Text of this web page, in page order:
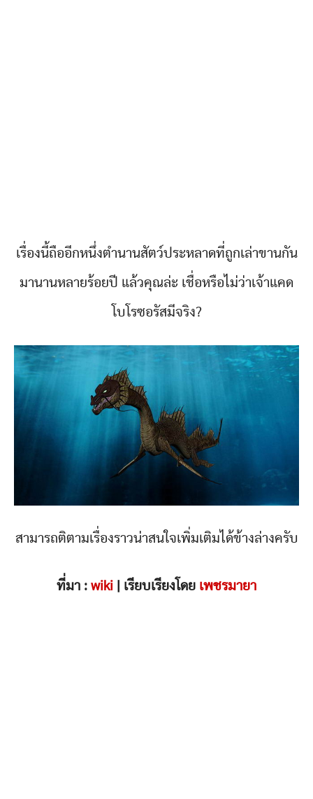
เรื่องนี้ถืออีกหนึ่งตำนานสัตว์ประหลาดที่ถูกเล่าขานกัน
มานานหลายร้อยปี แล้วคุณล่ะ เชื่อหรือไม่ว่าเจ้าแคด
โบโรซอรัสมีจริง?
สามารถติตามเรื่องราวน่าสนใจเพิ่มเติมได้ข้างล่างครับ
ที่มา : wiki | เรียบเรียงโดย เพชรมายา